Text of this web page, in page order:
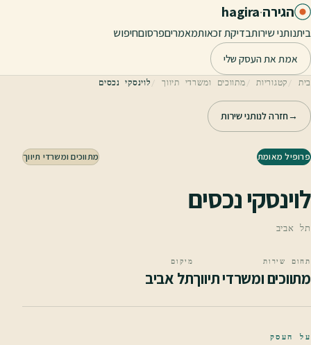
דלג לתוכן הראשי
הגירה·
hagira
ביתנותני שירותבדיקת זכאותמאמריםפרסוםחיפוש
אמת את העסק שלי
בית קטגוריות מתווכים ומשרדי תיווך לוינסקי נכסים
→חזרה לנותני שירות
פרופיל מאומת מתווכים ומשרדי תיווך
לוינסקי נכסים
תל אביב
תחום שירות
מתווכים ומשרדי תיווך
מיקום
תל אביב
על העסק